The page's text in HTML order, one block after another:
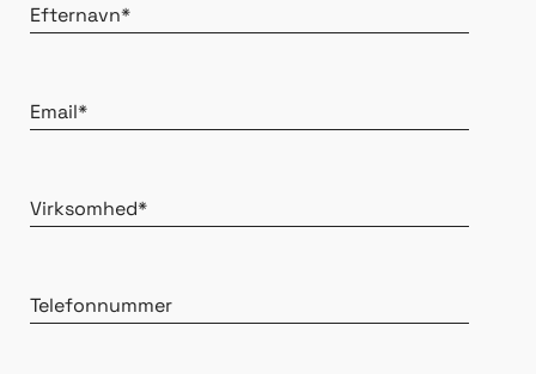
Efternavn*
Email*
Virksomhed*
Telefonnummer